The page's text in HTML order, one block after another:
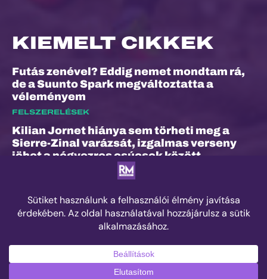
KIEMELT CIKKEK
Futás zenével? Eddig nemet mondtam rá,
de a Suunto Spark megváltoztatta a
véleményem
FELSZERELÉSEK
Kilian Jornet hiánya sem törheti meg a
Sierre-Zinal varázsát, izgalmas verseny
jöhet a négyezres csúcsok között
fájdalom és a szenvedés nem rossz dolog”
– Interjú Lénárt Krisztiánnal, a Daráló új
pályacsúcstartójával
EDZÉS